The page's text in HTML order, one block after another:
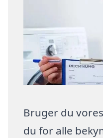
Bruger du
du for alle